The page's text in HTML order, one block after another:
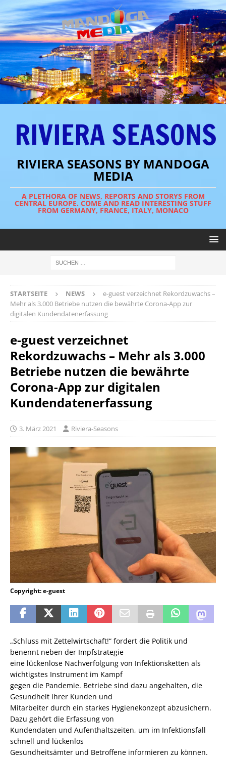
RIVIERA SEASONS BY MANDOGA
MEDIA
A PLETHORA OF NEWS, REPORTS AND STORYS FROM
CENTRAL EUROPE. COME AND READ INTERESTING STUFF
FROM GERMANY, FRANCE, ITALY, MONACO
STARTSEITE NEWS
e-guest verzeichnet Rekordzuwachs –
Mehr als 3.000 Betriebe nutzen die bewährte Corona-App zur
digitalen Kundendatenerfassung
e-guest verzeichnet
Rekordzuwachs – Mehr als 3.000
Betriebe nutzen die bewährte
Corona-App zur digitalen
Kundendatenerfassung
3. März 2021 Riviera-Seasons
Copyright: e-guest
„Schluss mit Zettelwirtschaft!“ fordert die Politik und
benennt neben der Impfstrategie
eine lückenlose Nachverfolgung von Infektionsketten als
wichtigstes Instrument im Kampf
gegen die Pandemie. Betriebe sind dazu angehalten, die
Gesundheit ihrer Kunden und
Mitarbeiter durch ein starkes Hygienekonzept abzusichern.
Dazu gehört die Erfassung von
Kundendaten und Aufenthaltszeiten, um im Infektionsfall
schnell und lückenlos
Gesundheitsämter und Betroffene informieren zu können.